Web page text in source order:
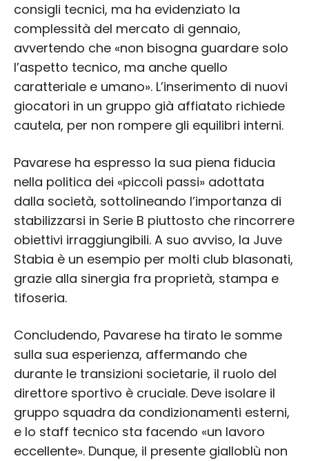
consigli tecnici, ma ha evidenziato la
complessità del mercato di gennaio,
avvertendo che «non bisogna guardare solo
l’aspetto tecnico, ma anche quello
caratteriale e umano». L’inserimento di nuovi
giocatori in un gruppo già affiatato richiede
cautela, per non rompere gli equilibri interni.
Pavarese ha espresso la sua piena fiducia
nella politica dei «piccoli passi» adottata
dalla società, sottolineando l’importanza di
stabilizzarsi in Serie B piuttosto che rincorrere
obiettivi irraggiungibili. A suo avviso, la Juve
Stabia è un esempio per molti club blasonati,
grazie alla sinergia fra proprietà, stampa e
tifoseria.
Concludendo, Pavarese ha tirato le somme
sulla sua esperienza, affermando che
durante le transizioni societarie, il ruolo del
direttore sportivo è cruciale. Deve isolare il
gruppo squadra da condizionamenti esterni,
e lo staff tecnico sta facendo «un lavoro
eccellente». Dunque, il presente gialloblù non